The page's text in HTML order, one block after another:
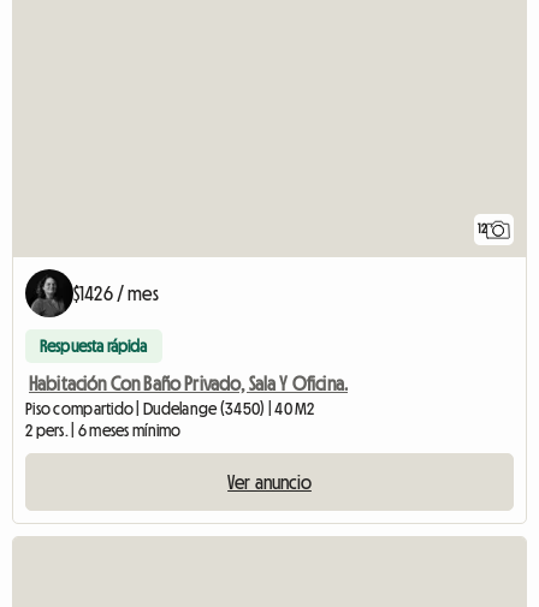
12
$1426 / mes
Respuesta rápida
Habitación Con Baño Privado, Sala Y Oficina.
Piso compartido | Dudelange (3450) | 40 M2
2 pers. | 6 meses mínimo
Ver anuncio